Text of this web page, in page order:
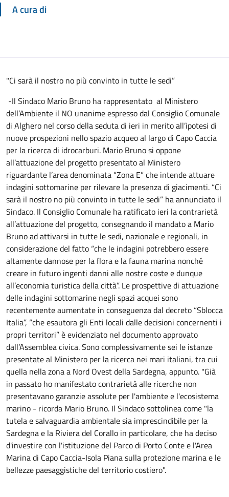
A cura di
"Ci sarà il nostro no più convinto in tutte le sedi”
-Il Sindaco Mario Bruno ha rappresentato al Ministero
dell’Ambiente il NO unanime espresso dal Consiglio Comunale
di Alghero nel corso della seduta di ieri in merito all’ipotesi di
nuove prospezioni nello spazio acqueo al largo di Capo Caccia
per la ricerca di idrocarburi. Mario Bruno si oppone
all’attuazione del progetto presentato al Ministero
riguardante l’area denominata “Zona E” che intende attuare
indagini sottomarine per rilevare la presenza di giacimenti. “Ci
sarà il nostro no più convinto in tutte le sedi” ha annunciato il
Sindaco. Il Consiglio Comunale ha ratificato ieri la contrarietà
all’attuazione del progetto, consegnando il mandato a Mario
Bruno ad attivarsi in tutte le sedi, nazionale e regionali, in
considerazione del fatto “che le indagini potrebbero essere
altamente dannose per la flora e la fauna marina nonché
creare in futuro ingenti danni alle nostre coste e dunque
all’economia turistica della città”. Le prospettive di attuazione
delle indagini sottomarine negli spazi acquei sono
recentemente aumentate in conseguenza dal decreto “Sblocca
Italia”, “che esautora gli Enti locali dalle decisioni concernenti i
propri territori” è evidenziato nel documento approvato
dall’Assemblea civica. Sono complessivamente sei le istanze
presentate al Ministero per la ricerca nei mari italiani, tra cui
quella nella zona a Nord Ovest della Sardegna, appunto. "Già
in passato ho manifestato contrarietà alle ricerche non
presentavano garanzie assolute per l'ambiente e l'ecosistema
marino - ricorda Mario Bruno. Il Sindaco sottolinea come "la
tutela e salvaguardia ambientale sia imprescindibile per la
Sardegna e la Riviera del Corallo in particolare, che ha deciso
d'investire con l'istituzione del Parco di Porto Conte e l'Area
Marina di Capo Caccia-Isola Piana sulla protezione marina e le
bellezze paesaggistiche del territorio costiero".